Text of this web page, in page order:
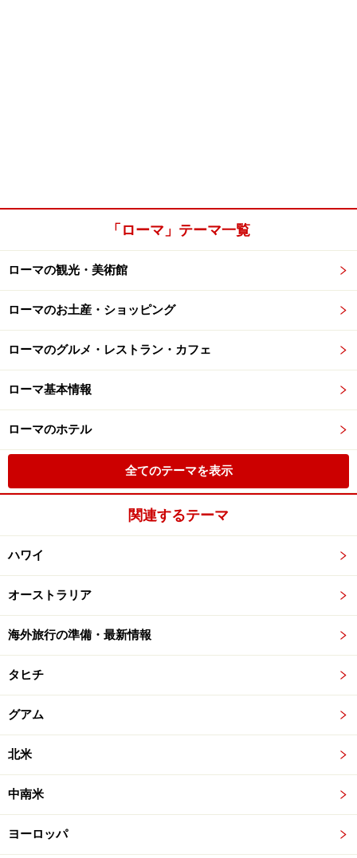
「ローマ」テーマ一覧
ローマの観光・美術館
ローマのお土産・ショッピング
ローマのグルメ・レストラン・カフェ
ローマ基本情報
ローマのホテル
全てのテーマを表示
関連するテーマ
ハワイ
オーストラリア
海外旅行の準備・最新情報
タヒチ
グアム
北米
中南米
ヨーロッパ